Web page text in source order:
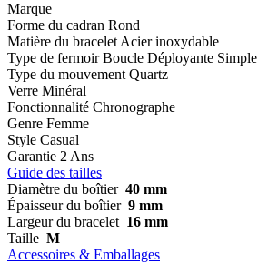
Marque
Forme du cadran Rond
Matière du bracelet Acier inoxydable
Type de fermoir Boucle Déployante Simple
Type du mouvement Quartz
Verre Minéral
Fonctionnalité Chronographe
Genre Femme
Style Casual
Garantie 2 Ans
Guide des tailles
Diamètre du boîtier 40 mm
Épaisseur du boîtier 9 mm
Largeur du bracelet 16 mm
Taille M
Accessoires & Emballages